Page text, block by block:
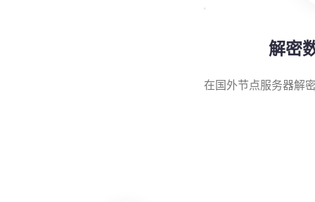
解密
在国外节点服务器解